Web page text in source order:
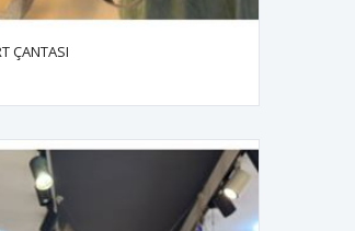
ÇANTASI